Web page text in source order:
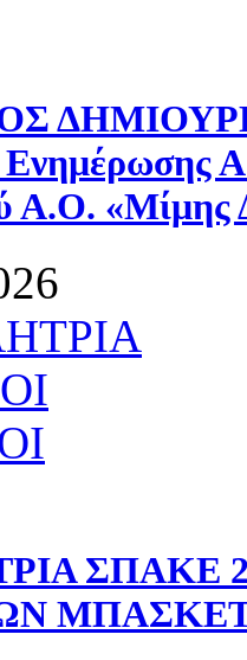
Ενημέρωσης
Α.Ο. «Μίμης
ΣΠΑΚΕ